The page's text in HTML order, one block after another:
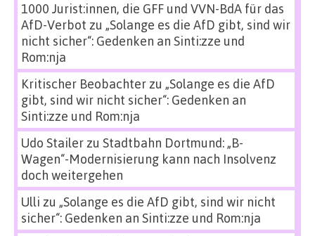
1000 Jurist:innen, die GFF und VVN-BdA für das
AfD-Verbot zu „Solange es die AfD gibt, sind wir
nicht sicher“: Gedenken an Sinti:zze und
Rom:nja
Kritischer Beobachterzu „Solange es die AfD
gibt, sind wir nicht sicher“: Gedenken an
Sinti:zze und Rom:nja
Udo Stailerzu Stadtbahn Dortmund: „B-
Wagen“-Modernisierung kann nach Insolvenz
doch weitergehen
Ulli zu „Solange es die AfD gibt, sind wir nicht
sicher“: Gedenken an Sinti:zze und Rom:nja